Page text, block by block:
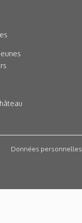
Données personnelles